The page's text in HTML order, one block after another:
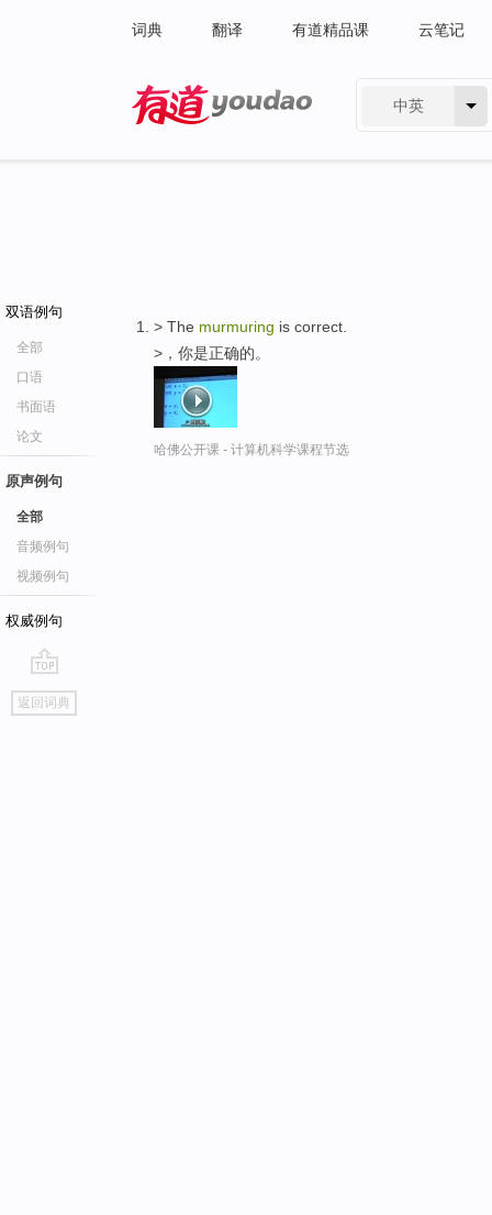
词典 翻译 有道精品课 云笔记
中英
双语例句
全部
口语
书面语
论文
原声例句
全部
音频例句
视频例句
权威例句
go
top
返回词典
> The murmuring is correct.
>，你是正确的。
哈佛公开课 - 计算机科学课程节选